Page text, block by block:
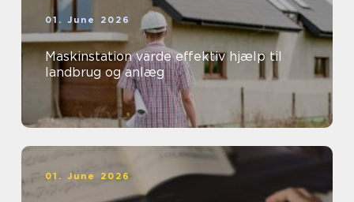
01. June 2026
Maskinstation varde effektiv hjælp til
landbrug og anlæg
01. June 2026